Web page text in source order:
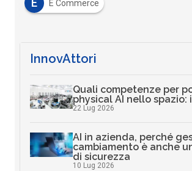
E E Commerce
InnovAttori
Quali competenze per
physical AI nello spazio:
22 Lug 2026
AI in azienda, perché
cambiamento è anche
di sicurezza
10 Lug 2026